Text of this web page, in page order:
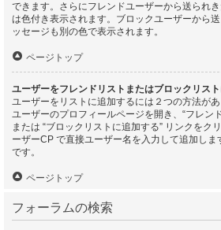
できます。さらにフレンドユーザーから送られ
は色付き表示されます。ブロックユーザーから
ッセージも別の色で表示されます。
ページトップ
ユーザーをフレンドリストまたはブロックリス
ユーザーをリストに追加するには２つの方法が
ユーザーのプロフィールページを開き、“フレン
または “ブロックリストに追加する” リンクをク
ーザーCP で直接ユーザー名を入力して追加しま
です。
ページトップ
フォーラムの検索